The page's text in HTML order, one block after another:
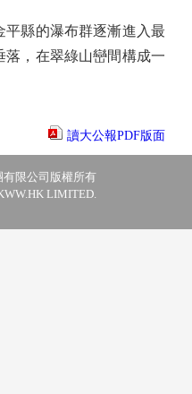
縣的瀑布群逐漸進入最
，在翠綠山巒間構成一
讀大公報PDF版面
限公司版權所有
LIMITED.